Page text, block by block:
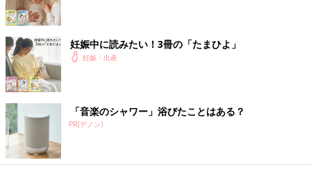
妊娠中に読みたい！3冊の「たまひよ」
妊娠・出産
「音楽のシャワー」浴びたことはある？
PR(デノン)